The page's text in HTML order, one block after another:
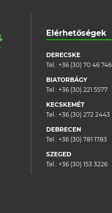
Elérhetőségek
DERECSKE
Tel.: +36 (30) 70 46 746
BIATORBÁGY
Tel.: +36 (30) 221 5577
KECSKEMÉT
Tel.: +36 (30) 272 2443
DEBRECEN
Tel.: +36 (30) 781 1783
SZEGED
Tel.: +36 (30) 153 3226